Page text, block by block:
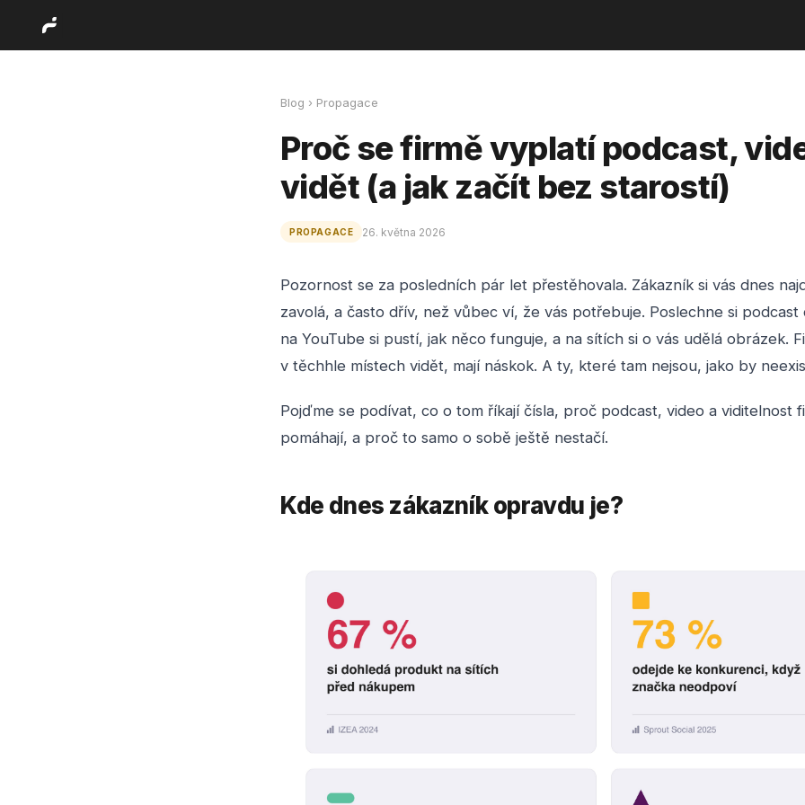
Blog › Propagace
Proč se firmě vyplatí podcast,
vidět (a jak začít bez starostí)
PROPAGACE 26. května 2026
Pozornost se za posledních pár let přestěhovala. Zákazník si vás dnes
zavolá, a často dřív, než vůbec ví, že vás potřebuje. Poslechne si
na YouTube si pustí, jak něco funguje, a na sítích si o vás udělá obrázek.
v těchhle místech vidět, mají náskok. A ty, které tam nejsou, jako by
Pojďme se podívat, co o tom říkají čísla, proč podcast, video a viditelnost
pomáhají, a proč to samo o sobě ještě nestačí.
Kde dnes zákazník opravdu je?